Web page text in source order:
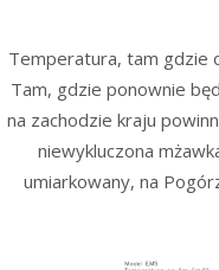
Temperatura, tam gdzie
Tam, gdzie ponownie
na zachodzie kraju
niewykluczona
umiarkowany, na